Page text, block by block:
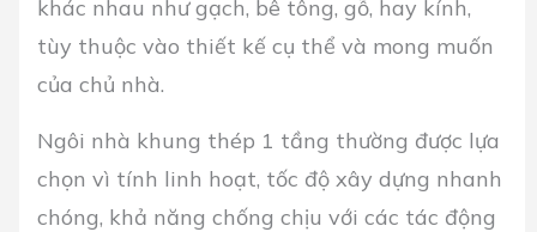
khác nhau như gạch, bê tông, gỗ, hay kính,
tùy thuộc vào thiết kế cụ thể và mong muốn
của chủ nhà.
Ngôi nhà khung thép 1 tầng thường được lựa
chọn vì tính linh hoạt, tốc độ xây dựng nhanh
chóng, khả năng chống chịu với các tác động